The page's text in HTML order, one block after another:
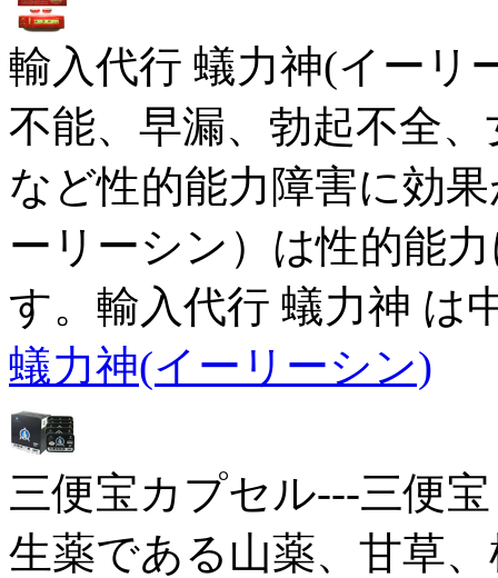
輸入代行 蟻力神(イーリ
不能、早漏、勃起不全
など性的能力障害に効
ーリーシン）は性的能
す。輸入代行 蟻力神 は
蟻力神(イーリーシン)
三便宝カプセル---三便
生薬である山薬、甘草